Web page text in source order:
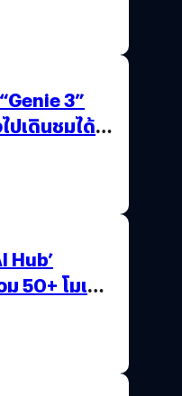
3”
ปเดินชมได้
Hub’
50+ โมเดล